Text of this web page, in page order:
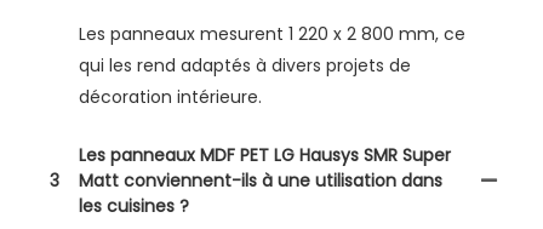
Les panneaux mesurent 1 220 x 2 800 mm, ce
qui les rend adaptés à divers projets de
décoration intérieure.
3
Les panneaux MDF PET LG Hausys SMR Super
Matt conviennent-ils à une utilisation dans
les cuisines ?